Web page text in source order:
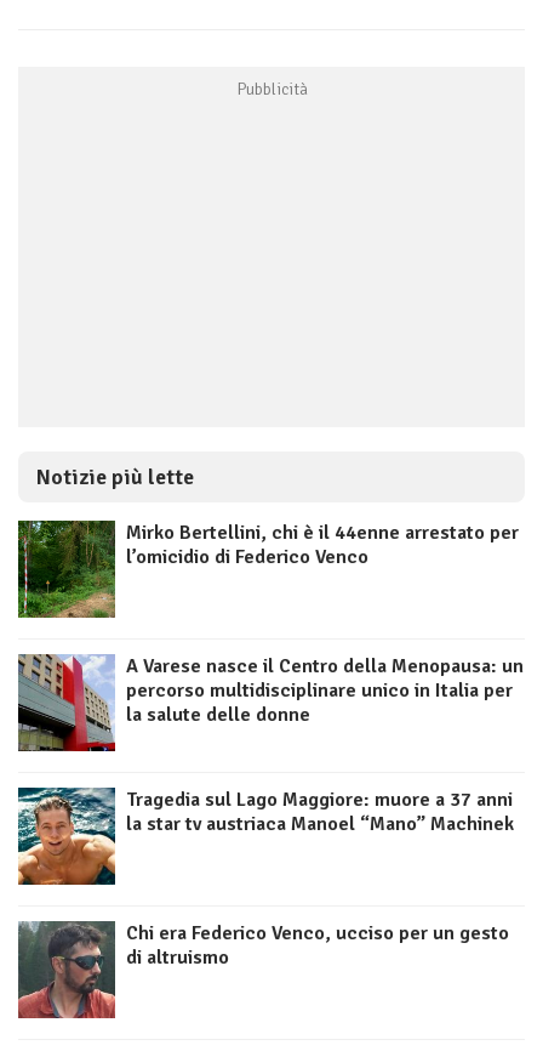
Notizie più lette
Mirko Bertellini, chi è il 44enne arrestato per
l’omicidio di Federico Venco
A Varese nasce il Centro della Menopausa: un
percorso multidisciplinare unico in Italia per
la salute delle donne
Tragedia sul Lago Maggiore: muore a 37 anni
la star tv austriaca Manoel “Mano” Machinek
Chi era Federico Venco, ucciso per un gesto
di altruismo